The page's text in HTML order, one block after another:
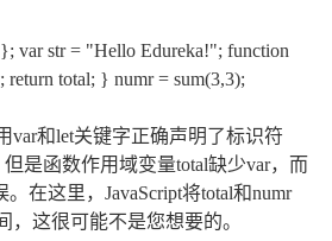
var str = "Hello Edureka!"; function
total; } numr = sum(3,3);
var和let关键字正确声明了标识符
但是函数作用域变量total缺少var，而
在这里，JavaScript将total和numr
，这很可能不是您想要的。